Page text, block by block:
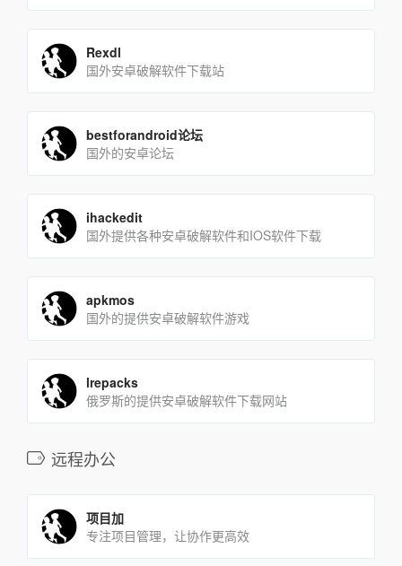
Rexdl
国外安卓破解软件下载站
bestforandroid论坛
国外的安卓论坛
ihackedit
国外提供各种安卓破解软件和IOS软件下载
apkmos
国外的提供安卓破解软件游戏
lrepacks
俄罗斯的提供安卓破解软件下载网站
远程办公
项目加
专注项目管理，让协作更高效